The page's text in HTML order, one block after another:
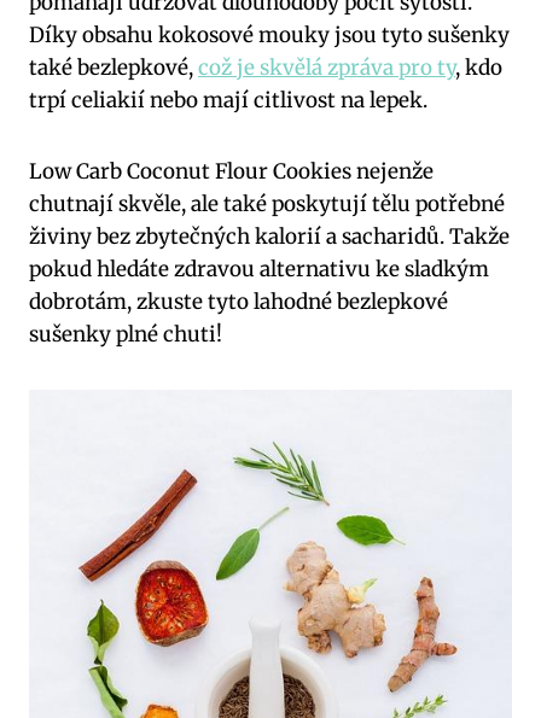
Díky obsahu kokosové mouky jsou tyto sušenky
také bezlepkové,což je skvělá zpráva pro ty, kdo
trpí celiakií nebo mají citlivost na lepek.
Low Carb Coconut Flour Cookies nejenže
chutnají skvěle, ale také poskytují tělu potřebné
živiny bez zbytečných kalorií a sacharidů. Takže
pokud hledáte zdravou alternativu ke sladkým
dobrotám, zkuste tyto lahodné bezlepkové
sušenky plné chuti!